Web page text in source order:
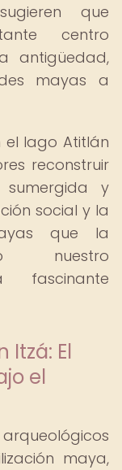
que
centro
antigüedad,
mayas a
el lago Atitlán
reconstruir
y
social y la
que la
nuestro
fascinante
Itzá: El
el
maya,